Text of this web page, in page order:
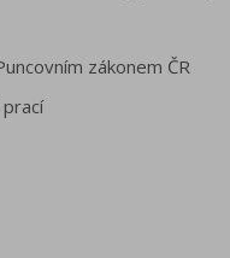
zákonem ČR